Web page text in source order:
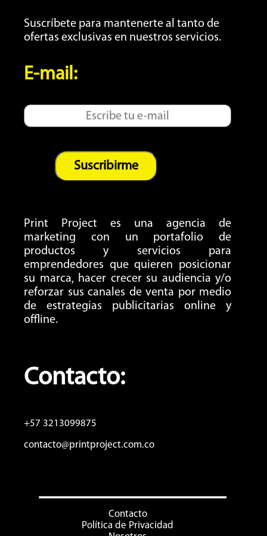
Suscríbete para mantenerte al tanto de
ofertas exclusivas en nuestros servicios.
E-mail:
Print Project es una agencia de
marketing con un portafolio de
productos y servicios para
emprendedores que quieren posicionar
su marca, hacer crecer su audiencia y/o
reforzar sus canales de venta por medio
de estrategias publicitarias online y
offline.
Contacto:
+57 3213099875
contacto@printproject.com.co
Contacto
Política de Privacidad